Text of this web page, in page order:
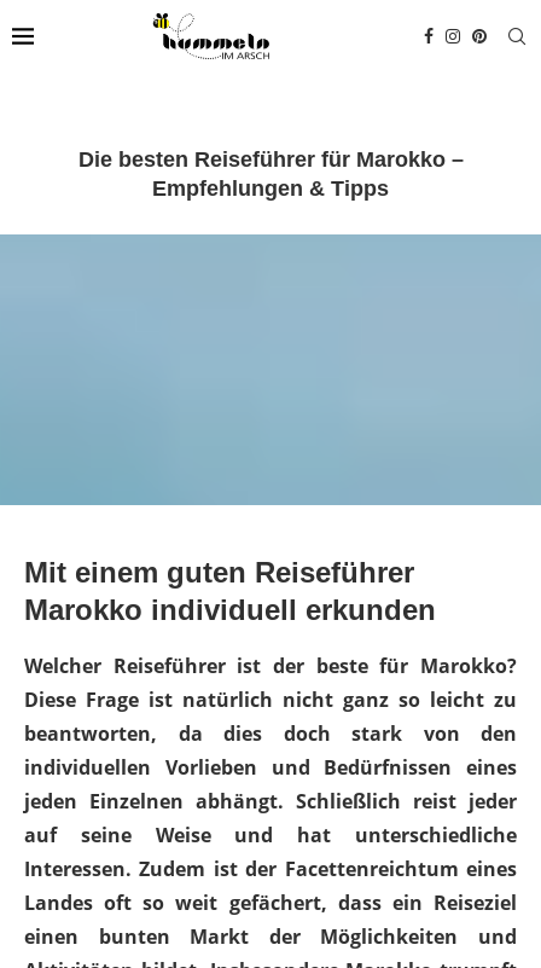
Die besten Reiseführer für Marokko –
Empfehlungen & Tipps
Mit einem guten Reiseführer
Marokko individuell erkunden
Welcher Reiseführer ist der beste für Marokko?
Diese Frage ist natürlich nicht ganz so leicht zu
beantworten, da dies doch stark von den
individuellen Vorlieben und Bedürfnissen eines
jeden Einzelnen abhängt. Schließlich reist jeder
auf seine Weise und hat unterschiedliche
Interessen. Zudem ist der Facettenreichtum eines
Landes oft so weit gefächert, dass ein Reiseziel
einen bunten Markt der Möglichkeiten und